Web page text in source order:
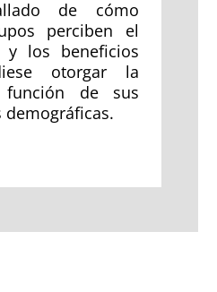
de cómo
perciben el
y los beneficios
otorgar la
función de sus
demográficas.